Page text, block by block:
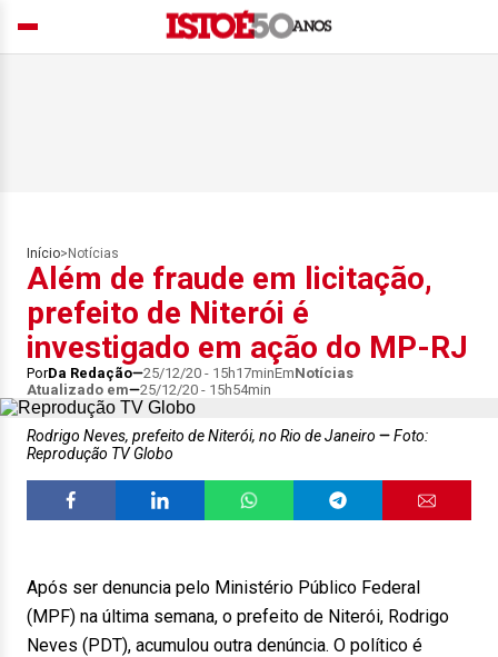
Início> Notícias
Além de fraude em licitação,
prefeito de Niterói é
investigado em ação do MP-RJ
PorDa Redação 25/12/20 - 15h17minEmNotícias
Atualizado em
25/12/20 - 15h54min
Rodrigo Neves, prefeito de Niterói, no Rio de Janeiro
Foto:
Reprodução TV Globo
Após ser denuncia pelo Ministério Público Federal
(MPF) na última semana, o prefeito de Niterói, Rodrigo
Neves (PDT), acumulou outra denúncia. O político é